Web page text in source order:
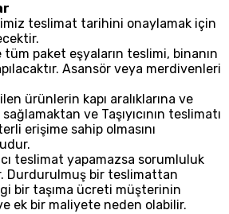
teslimat tarihini onaylamak için
tüm paket eşyaların teslimi, binanın
Asansör veya merdivenleri
ürünlerin kapı aralıklarına ve
ve Taşıyıcının teslimatı
erişime sahip olmasını
teslimat yapamazsa sorumluluk
Durdurulmuş bir teslimattan
bir taşıma ücreti müşterinin
ek bir maliyete neden olabilir.